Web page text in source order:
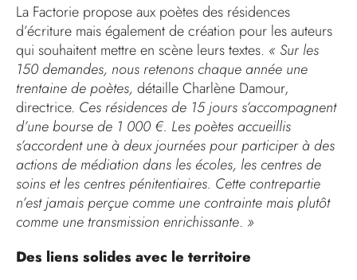
La Factorie propose aux poètes des résidences
d’écriture mais également de création pour les auteurs
qui souhaitent mettre en scène leurs textes. « Sur les
150 demandes, nous retenons chaque année une
trentaine de poètes, détaille Charlène Damour,
directrice. Ces résidences de 15 jours s’accompagnent
d’une bourse de 1 000 €. Les poètes accueillis
s’accordent une à deux journées pour participer à des
actions de médiation dans les écoles, les centres de
soins et les centres pénitentiaires. Cette contrepartie
n’est jamais perçue comme une contrainte mais plutôt
comme une transmission enrichissante. »
Des liens solides avec le territoire